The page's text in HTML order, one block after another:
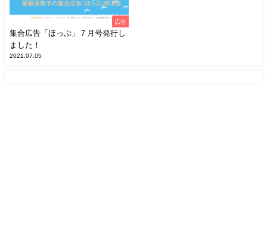
広告
集合広告「ほっぷ」７月号発行し
ました！
2021.07.05